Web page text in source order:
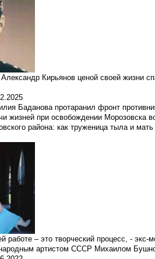
Кирьянов ценой своей жизни
Баданова протаранил фронт
жизней при освобождении Морозовска
района: как труженица тыла и
работе – это творческий процесс, - экс-
артистом СССР Михаилом